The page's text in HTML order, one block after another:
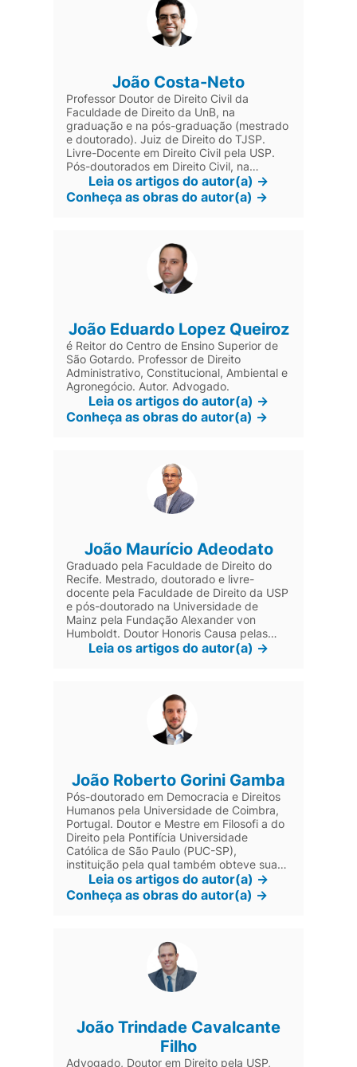
João Costa-Neto
Professor Doutor de Direito Civil da
Faculdade de Direito da UnB, na
graduação e na pós-graduação (mestrado
e doutorado). Juiz de Direito do TJSP.
Livre-Docente em Direito Civil pela USP.
Pós-doutorados em Direito Civil, na
qualidade de pesquisador visitante, na
Universidade de Oxford (Oxon), na
Ludwig-Maximilians-Universität München
Privatrecht (MPI-PRIV). Pós-doutorado em
Filosofia e Teoria Geral do Direito na USP.
Doutor e mestre em Direito pela UnB.
Mestre em Direito Romano pela USP.
Leia os artigos do autor(a) ->
Conheça as obras do autor(a) ->
João Eduardo Lopez Queiroz
é Reitor do Centro de Ensino Superior de
São Gotardo. Professor de Direito
Administrativo, Constitucional, Ambiental e
Agronegócio. Autor. Advogado.
Leia os artigos do autor(a) ->
Conheça as obras do autor(a) ->
João Maurício Adeodato
Graduado pela Faculdade de Direito do
Recife. Mestrado, doutorado e livre-
docente pela Faculdade de Direito da USP
e pós-doutorado na Universidade de
Mainz pela Fundação Alexander von
Humboldt. Doutor Honoris Causa pelas
Faculdades Metropolitanas Unidas de São
Paulo. Orientador de mais de duas
especialização e TCCs, tendo criado o
programa de iniciação científica da
Faculdade de Direito do Recife.
Pesquisador do CNPq desde 1984.
Faculdade de Direito de Vitória e da
Universidade Nove de Julho. Colabora na
Escola Paulista de Direito e no LL.M. Legal
Theory da Universidade de Frankfurt.
Parecerista e consultor jurídico.
Leia os artigos do autor(a) ->
João Roberto Gorini Gamba
Pós-doutorado em Democracia e Direitos
Humanos pela Universidade de Coimbra,
Portugal. Doutor e Mestre em Filosofi a do
Direito pela Pontifícia Universidade
Católica de São Paulo (PUC-SP),
instituição pela qual também obteve sua
formação em Direito. É membro da
Associação Latino-americana de Ciência
Política (ALACIP). Professor da
Leia os artigos do autor(a) ->
Conheça as obras do autor(a) ->
João Trindade Cavalcante
Filho
Advogado, Doutor em Direito pela USP,